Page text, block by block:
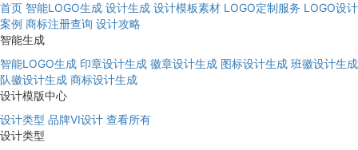
首页 智能LOGO生成 设计生成 设计模板素材 LOGO定制服务 LOGO设计
案例 商标注册查询 设计攻略
智能生成
智能LOGO生成 印章设计生成 徽章设计生成 图标设计生成 班徽设计生成
队徽设计生成 商标设计生成
设计模版中心
设计类型 品牌VI设计 查看所有
设计类型